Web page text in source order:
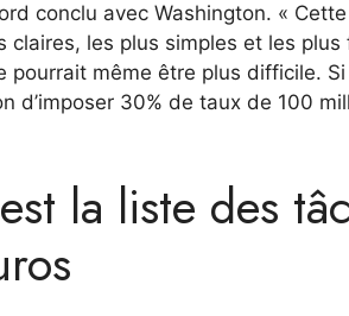
conclu avec Washington. «
les plus simples et les plus
pourrait même être plus difficile.
d’imposer 30% de taux de 100
la liste des